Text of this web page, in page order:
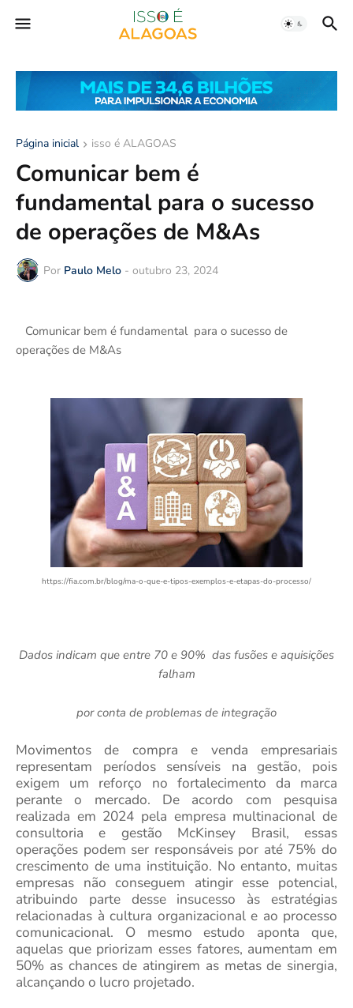
Página inicial isso é ALAGOAS
Comunicar bem é
fundamental para o sucesso
de operações de M&As
Por Paulo Melo - outubro 23, 2024
Comunicar bem é fundamental para o sucesso de
operações de M&As
https://fia.com.br/blog/ma-o-que-e-tipos-exemplos-e-etapas-do-processo/
Dados indicam que entre 70 e 90% das fusões e aquisições
falham
por conta de problemas de integração
Movimentos de compra e venda empresariais
representam períodos sensíveis na gestão, pois
exigem um reforço no fortalecimento da marca
perante o mercado. De acordo com pesquisa
realizada em 2024 pela empresa multinacional de
consultoria e gestão McKinsey Brasil, essas
operações podem ser responsáveis por até 75% do
crescimento de uma instituição. No entanto, muitas
empresas não conseguem atingir esse potencial,
atribuindo parte desse insucesso às estratégias
relacionadas à cultura organizacional e ao processo
comunicacional. O mesmo estudo aponta que,
aquelas que priorizam esses fatores, aumentam em
50% as chances de atingirem as metas de sinergia,
alcançando o lucro projetado.